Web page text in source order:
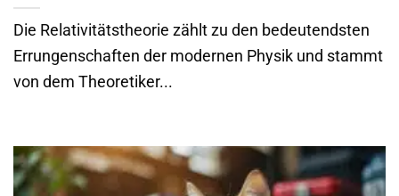
Die Relativitätstheorie zählt zu den bedeutendsten
Errungenschaften der modernen Physik und stammt
von dem Theoretiker...